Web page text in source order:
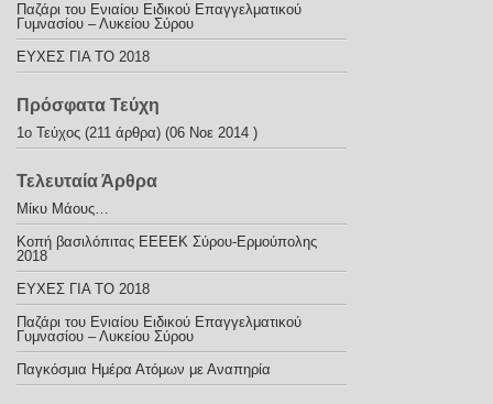
Παζάρι του Ενιαίου Ειδικού Επαγγελματικού
Γυμνασίου – Λυκείου Σύρου
ΕΥΧΕΣ ΓΙΑ ΤΟ 2018
Πρόσφατα Τεύχη
1ο Τεύχος (211 άρθρα) (06 Νοε 2014 )
Τελευταία Άρθρα
Μίκυ Μάους…
Κοπή βασιλόπιτας ΕΕΕΕΚ Σύρου-Ερμούπολης
2018
ΕΥΧΕΣ ΓΙΑ ΤΟ 2018
Παζάρι του Ενιαίου Ειδικού Επαγγελματικού
Γυμνασίου – Λυκείου Σύρου
Παγκόσμια Ημέρα Ατόμων με Αναπηρία